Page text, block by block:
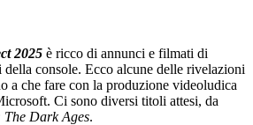
2025 è ricco di annunci e filmati di
console. Ecco alcune delle rivelazioni
a che fare con la produzione videoludica
Ci sono diversi titoli attesi, da
Dark Ages.